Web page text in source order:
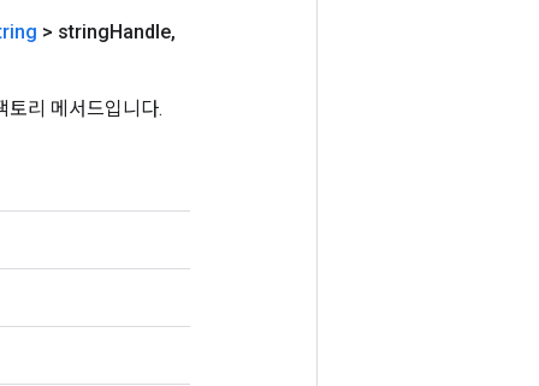
> stringHandle,
리 메서드입니다.